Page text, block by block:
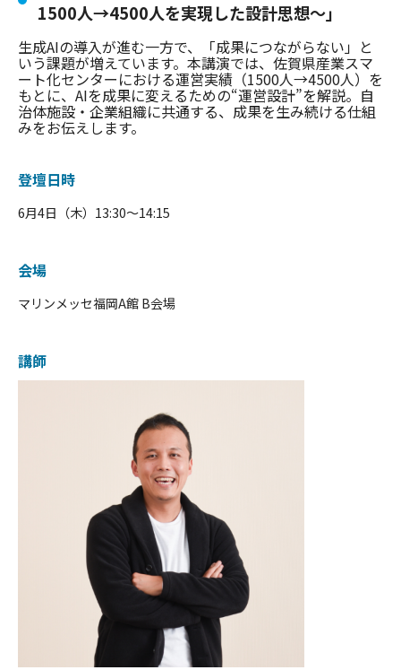
1500人→4500人を実現した設計思想〜」
生成AIの導入が進む一方で、「成果につながらない」 と
いう課題が増えています。本講演では、 佐賀県産業スマ
ート化センターにおける運営実績（1500人→4500人）を
もとに、AIを成果に変えるための“運営設計”を解説。自
治体施設・企業組織に共通する、 成果を生み続ける仕組
みをお伝えします。
登壇日時
6月4日（木） 13:30～14:15
会場
マリンメッセ福岡A館 B会場
講師